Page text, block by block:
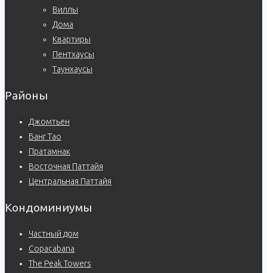
Виллы
Дома
Квартиры
Пентхаусы
Таунхаусы
Районы
Джомтьен
Банг Тао
Пратамнак
Восточная Паттайя
Центральная Паттайя
Кондоминиумы
Частный дом
Copacabana
The Peak Towers